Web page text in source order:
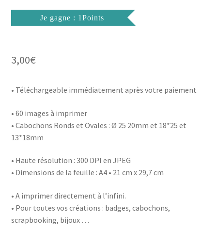
Je gagne : 1Points
3,00€
• Téléchargeable immédiatement après votre paiement
• 60 images à imprimer
• Cabochons Ronds et Ovales : Ø 25 20mm et 18*25 et
13*18mm
• Haute résolution : 300 DPI en JPEG
• Dimensions de la feuille : A4 • 21 cm x 29,7 cm
• A imprimer directement à l’infini.
• Pour toutes vos créations : badges, cabochons,
scrapbooking, bijoux …